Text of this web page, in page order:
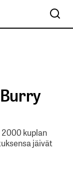
kuplan
jäivät